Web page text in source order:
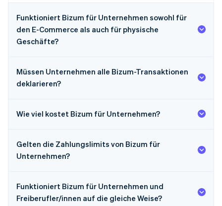
Funktioniert Bizum für Unternehmen sowohl für
den E-Commerce als auch für physische
Geschäfte?
Müssen Unternehmen alle Bizum-Transaktionen
deklarieren?
Wie viel kostet Bizum für Unternehmen?
Gelten die Zahlungslimits von Bizum für
Unternehmen?
Funktioniert Bizum für Unternehmen und
Freiberufler/innen auf die gleiche Weise?